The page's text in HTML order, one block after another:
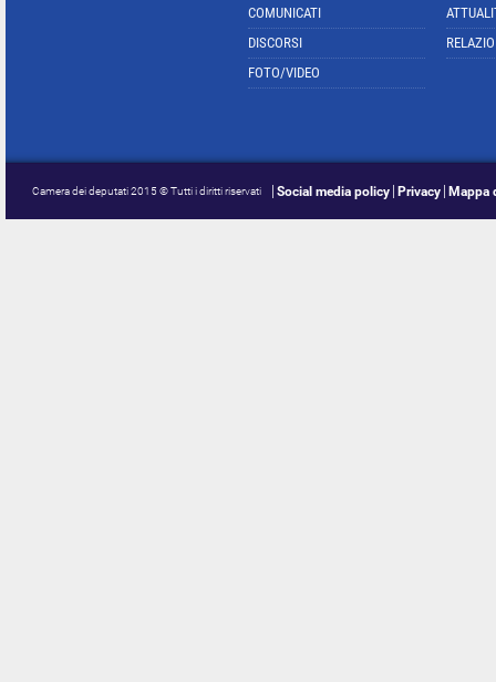
COMUNICATI
DISCORSI
FOTO/VIDEO
Camera dei deputati 2015 © Tutti i diritti riservati Social media policy Privacy Mappa